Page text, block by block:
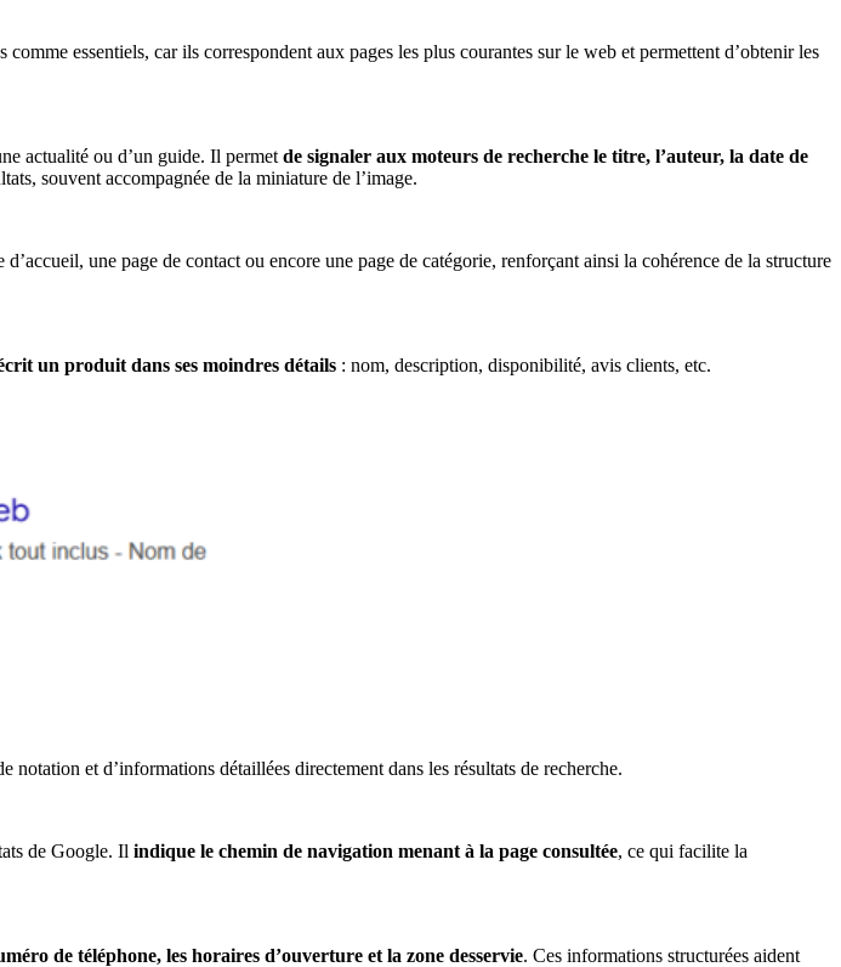
essentiels, car ils correspondent aux pages les plus courantes sur le web et permettent d’obtenir les
actualité ou d’un guide. Il permet de signaler aux moteurs de recherche le titre, l’auteur, la date de
souvent accompagnée de la miniature de l’image.
une page de contact ou encore une page de catégorie, renforçant ainsi la cohérence de la structure
un produit dans ses moindres détails : nom, description, disponibilité, avis clients, etc.
et d’informations détaillées directement dans les résultats de recherche.
de Google. Il indique le chemin de navigation menant à la page consultée, ce qui facilite la
de téléphone, les horaires d’ouverture et la zone desservie. Ces informations structurées aident